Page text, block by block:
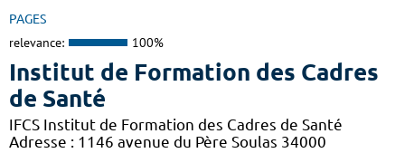
PAGES
relevance: 100%
Institut de Formation des Cadres
de Santé
IFCS Institut de Formation des Cadres de Santé
Adresse : 1146 avenue du Père Soulas 34000